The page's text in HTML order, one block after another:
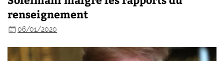
renseignement
06/01/2020